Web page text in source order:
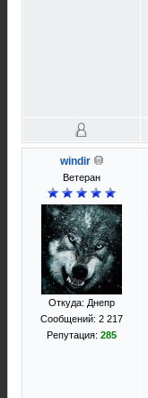
windir
Ветеран
Откуда: Днепр
Сообщений: 2 217
Репутация: 285